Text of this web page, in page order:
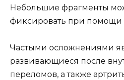
Небольшие фрагменты
фиксировать при помощи
Частыми осложнениями
развивающиеся после
переломов, а также